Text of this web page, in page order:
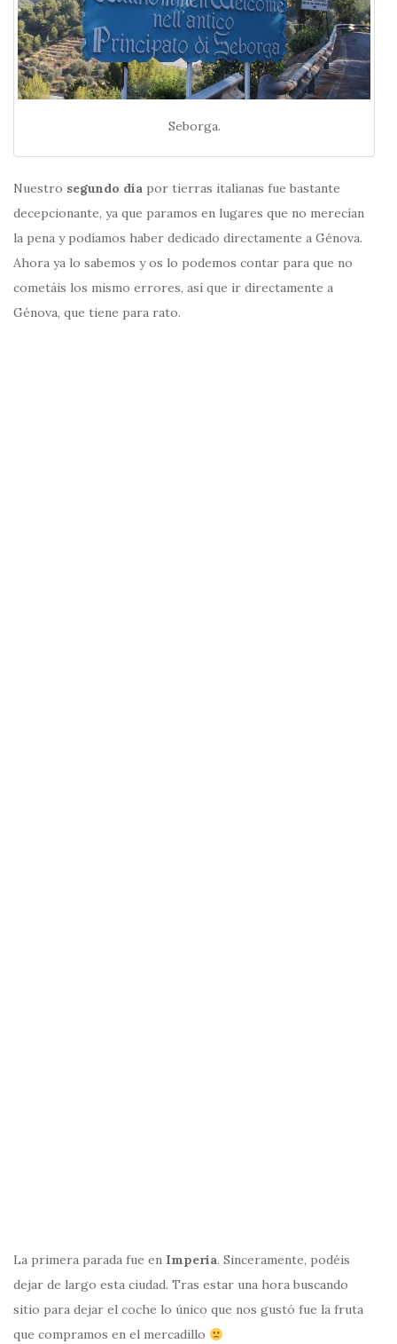
Seborga.
Nuestro segundo día por tierras italianas fue bastante
decepcionante, ya que paramos en lugares que no merecían
la pena y podíamos haber dedicado directamente a Génova.
Ahora ya lo sabemos y os lo podemos contar para que no
cometáis los mismo errores, así que ir directamente a
Génova, que tiene para rato.
La primera parada fue en Imperia. Sinceramente, podéis
dejar de largo esta ciudad. Tras estar una hora buscando
sitio para dejar el coche lo único que nos gustó fue la fruta
que compramos en el mercadillo